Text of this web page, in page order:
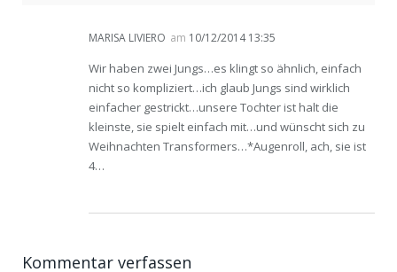
MARISA LIVIERO am 10/12/2014 13:35
Wir haben zwei Jungs…es klingt so ähnlich, einfach
nicht so kompliziert…ich glaub Jungs sind wirklich
einfacher gestrickt…unsere Tochter ist halt die
kleinste, sie spielt einfach mit…und wünscht sich zu
Weihnachten Transformers…*Augenroll, ach, sie ist
4…
Kommentar verfassen